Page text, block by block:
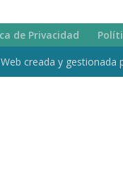
de Privacidad
Web creada y gestionada